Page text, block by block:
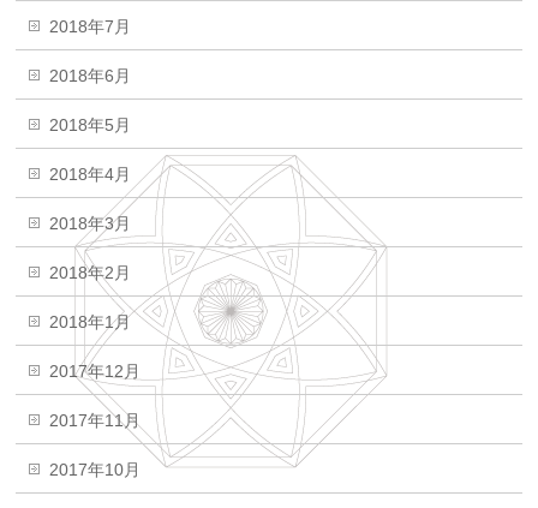
2018年7月
2018年6月
2018年5月
2018年4月
2018年3月
2018年2月
2018年1月
2017年12月
2017年11月
2017年10月